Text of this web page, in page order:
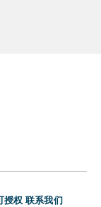
授权 联系我们